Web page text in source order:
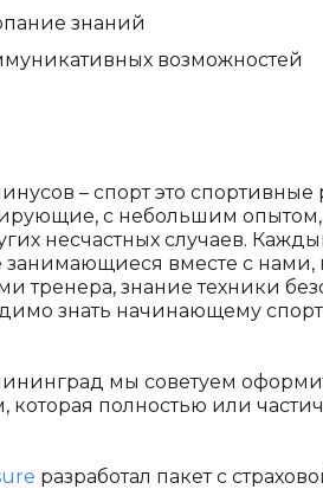
знаний
возможностей
– спорт это
с небольшим опытом,
несчастных случаев.
занимающиеся вместе с
тренера, знание техники
знать начинающему
мы советуем
которая полностью или
разработал пакет с